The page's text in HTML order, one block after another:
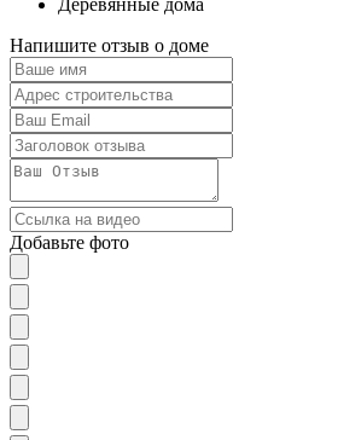
Деревянные дома
Напишите отзыв о доме
Добавьте фото